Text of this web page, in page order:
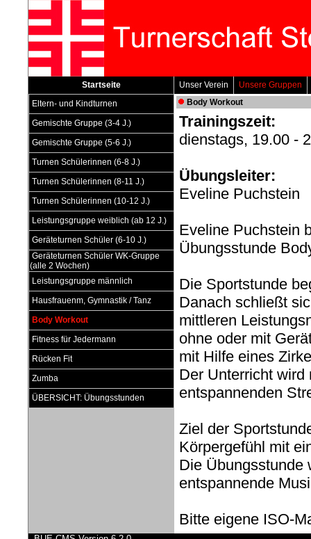
Startseite Unser Verein Unsere Gruppen
Eltern- und Kindturnen
Gemischte Gruppe (3-4 J.)
Gemischte Gruppe (5-6 J.)
Turnen Schülerinnen (6-8 J.)
Turnen Schülerinnen (8-11 J.)
Turnen Schülerinnen (10-12 J.)
Leistungsgruppe weiblich (ab 12 J.)
Geräteturnen Schüler (6-10 J.)
Geräteturnen Schüler WK-Gruppe
(alle 2 Wochen)
Leistungsgruppe männlich
Hausfrauenm, Gymnastik / Tanz
Body Workout
Fitness für Jedermann
Rücken Fit
Zumba
ÜBERSICHT: Übungsstunden
Body Workout
Trainingszeit:
dienstags, 19.00 -
Übungsleiter:
Eveline Puchstein
Eveline Puchstein
Übungsstunde
Die Sportstunde
Danach schließt
mittleren
ohne oder mit
mit Hilfe eines
Der Unterricht wird
entspannenden
Ziel der
Körpergefühl mit
Die Übungsstunde
entspannende
Bitte eigene ISO-